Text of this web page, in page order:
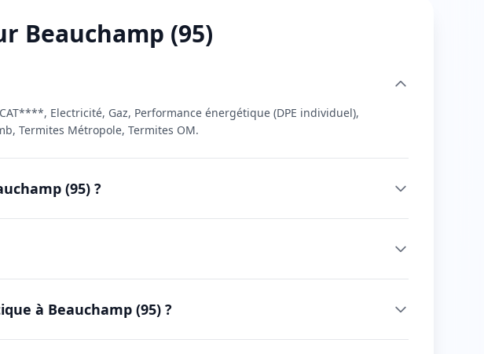
Beauchamp (95)
Electricité, Gaz, Performance énergétique (DPE individuel),
Termites Métropole, Termites OM.
(95) ?
à Beauchamp (95) ?